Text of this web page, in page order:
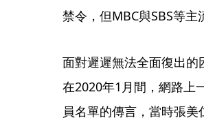
禁令，但MBC與SBS等主
面對遲遲無法全面復出
在2020年1月間，網路上
員名單的傳言，當時張美